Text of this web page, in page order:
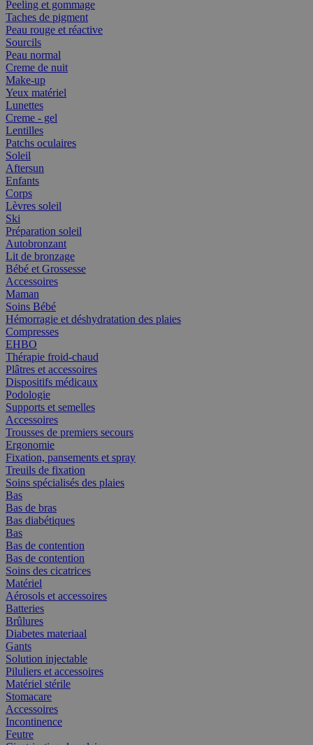
Peeling et gommage
Taches de pigment
Peau rouge et réactive
Sourcils
Peau normal
Creme de nuit
Make-up
Yeux matériel
Lunettes
Creme - gel
Lentilles
Patchs oculaires
Soleil
Aftersun
Enfants
Corps
Lèvres soleil
Ski
Préparation soleil
Autobronzant
Lit de bronzage
Bébé et Grossesse
Accessoires
Maman
Soins Bébé
Hémorragie et déshydratation des plaies
Compresses
EHBO
Thérapie froid-chaud
Plâtres et accessoires
Dispositifs médicaux
Podologie
Supports et semelles
Accessoires
Trousses de premiers secours
Ergonomie
Fixation, pansements et spray
Treuils de fixation
Soins spécialisés des plaies
Bas
Bas de bras
Bas diabétiques
Bas
Bas de contention
Bas de contention
Soins des cicatrices
Matériel
Aérosols et accessoires
Batteries
Brûlures
Diabetes materiaal
Gants
Solution injectable
Piluliers et accessoires
Matériel stérile
Stomacare
Accessoires
Incontinence
Feutre